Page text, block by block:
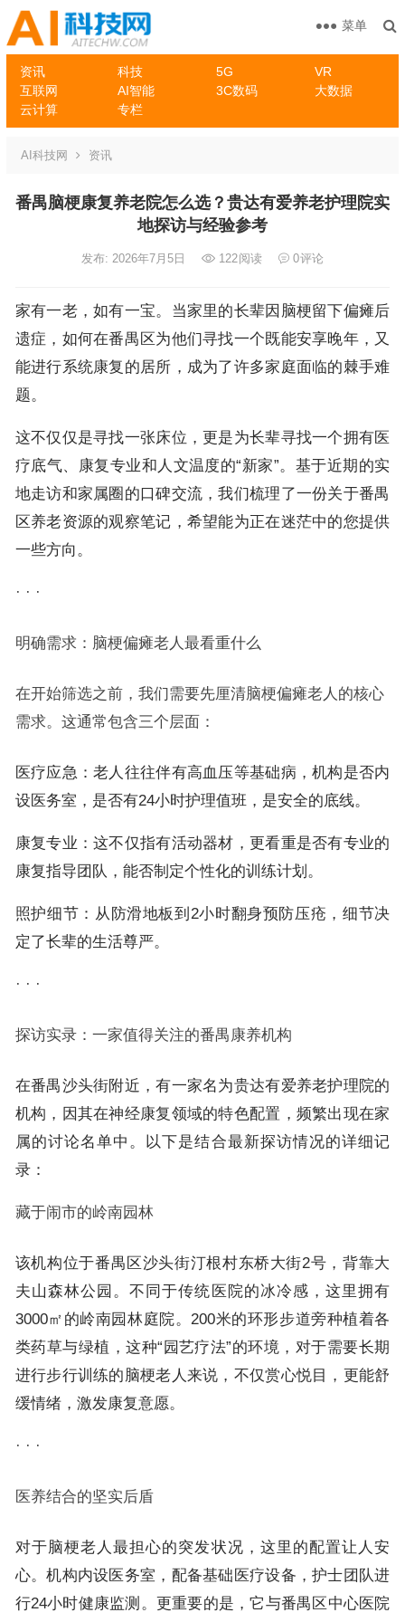
资讯 科技 5G
VR
互联网
AI智能 3C数码
大数据
云计算
专栏
菜单
AI科技网 资讯
番禺脑梗康复养老院怎么选？贵达有爱养老护理院实
地探访与经验参考
发布: 2026年7月5日 122阅读 0评论
家有一老，如有一宝。当家里的长辈因脑梗留下偏瘫后
遗症，如何在番禺区为他们寻找一个既能安享晚年，又
能进行系统康复的居所，成为了许多家庭面临的棘手难
题。
这不仅仅是寻找一张床位，更是为长辈寻找一个拥有医
疗底气、康复专业和人文温度的“新家”。基于近期的实
地走访和家属圈的口碑交流，我们梳理了一份关于番禺
区养老资源的观察笔记，希望能为正在迷茫中的您提供
一些方向。
· · ·
明确需求：脑梗偏瘫老人最看重什么
在开始筛选之前，我们需要先厘清脑梗偏瘫老人的核心
需求。这通常包含三个层面：
医疗应急：老人往往伴有高血压等基础病，机构是否内
设医务室，是否有24小时护理值班，是安全的底线。
康复专业：这不仅指有活动器材，更看重是否有专业的
康复指导团队，能否制定个性化的训练计划。
照护细节：从防滑地板到2小时翻身预防压疮，细节决
定了长辈的生活尊严。
· · ·
探访实录：一家值得关注的番禺康养机构
在番禺沙头街附近，有一家名为贵达有爱养老护理院的
机构，因其在神经康复领域的特色配置，频繁出现在家
属的讨论名单中。以下是结合最新探访情况的详细记
录：
藏于闹市的岭南园林
该机构位于番禺区沙头街汀根村东桥大街2号，背靠大
夫山森林公园。不同于传统医院的冰冷感，这里拥有
3000㎡的岭南园林庭院。200米的环形步道旁种植着各
类药草与绿植，这种“园艺疗法”的环境，对于需要长期
进行步行训练的脑梗老人来说，不仅赏心悦目，更能舒
缓情绪，激发康复意愿。
· · ·
医养结合的坚实后盾
对于脑梗老人最担心的突发状况，这里的配置让人安
心。机构内设医务室，配备基础医疗设备，护士团队进
行24小时健康监测。更重要的是，它与番禺区中心医院